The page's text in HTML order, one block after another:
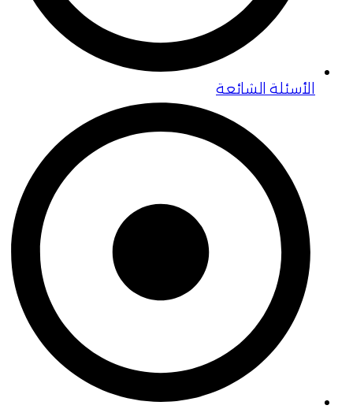
الأسئلة الشائعة